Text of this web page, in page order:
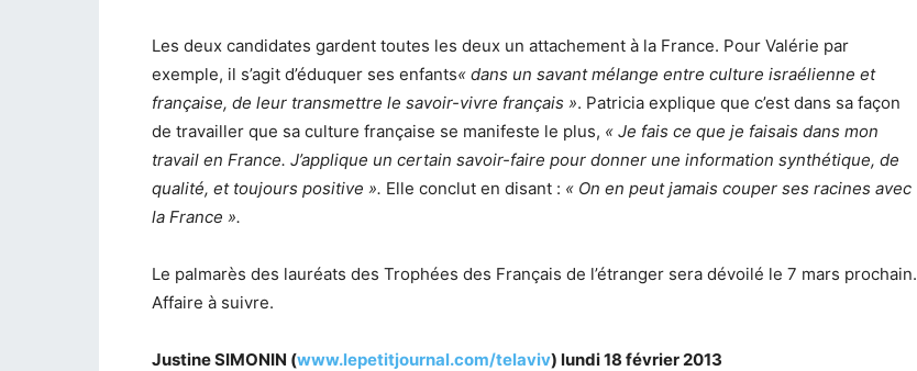
Les deux candidates gardent toutes les deux un attachement à la France. Pour Valérie par
exemple, il s’agit d’éduquer ses enfants« dans un savant mélange entre culture israélienne et
française, de leur transmettre le savoir-vivre français ». Patricia explique que c’est dans sa façon
de travailler que sa culture française se manifeste le plus, « Je fais ce que je faisais dans mon
travail en France. J’applique un certain savoir-faire pour donner une information synthétique, de
qualité, et toujours positive ». Elle conclut en disant : « On en peut jamais couper ses racines avec
la France ».
Le palmarès des lauréats des Trophées des Français de l’étranger sera dévoilé le 7 mars prochain.
Affaire à suivre.
Justine SIMONIN (www.lepetitjournal.com/telaviv) lundi 18 février 2013